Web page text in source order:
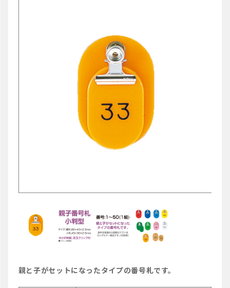
親と子がセットになったタイプの番号札です。